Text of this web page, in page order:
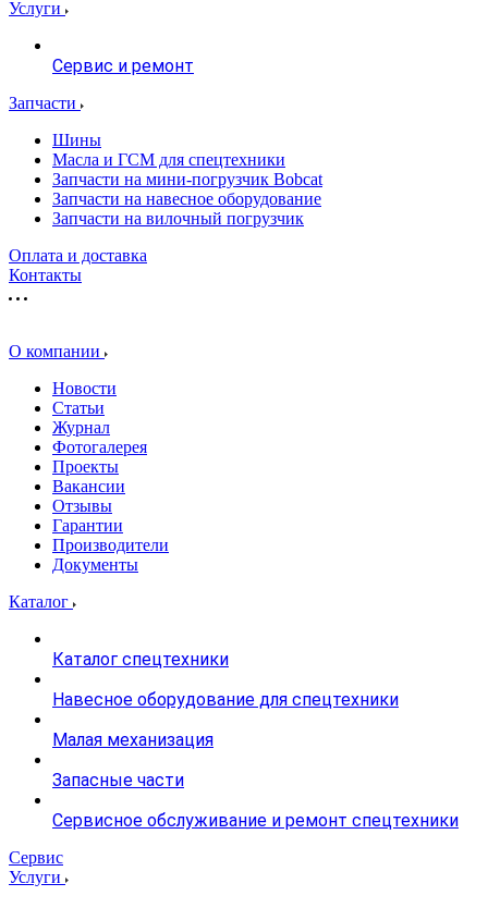
Услуги
Сервис и ремонт
Запчасти
Шины
Масла и ГСМ для спецтехники
Запчасти на мини-погрузчик Bobcat
Запчасти на навесное оборудование
Запчасти на вилочный погрузчик
Оплата и доставка
Контакты
О компании
Новости
Статьи
Журнал
Фотогалерея
Проекты
Вакансии
Отзывы
Гарантии
Производители
Документы
Каталог
Каталог спецтехники
Навесное оборудование для спецтехники
Малая механизация
Запасные части
Сервисное обслуживание и ремонт спецтехники
Сервис
Услуги